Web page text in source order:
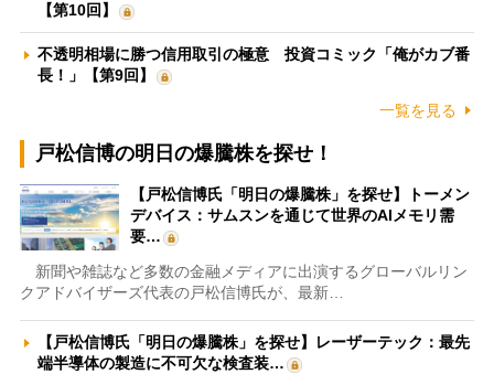
【第10回】
不透明相場に勝つ信用取引の極意 投資コミック「俺がカブ番
長！」【第9回】
一覧を見る
戸松信博の明日の爆騰株を探せ！
【戸松信博氏「明日の爆騰株」を探せ】トーメン
デバイス：サムスンを通じて世界のAIメモリ需
要…
新聞や雑誌など多数の金融メディアに出演するグローバルリン
クアドバイザーズ代表の戸松信博氏が、最新…
【戸松信博氏「明日の爆騰株」を探せ】レーザーテック：最先
端半導体の製造に不可欠な検査装…